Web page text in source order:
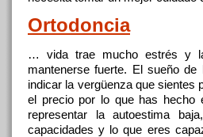
Ortodoncia
… vida trae mucho estrés y
mantenerse fuerte. El sueño de
indicar la vergüenza que sientes
el precio por lo que has hecho
representar la autoestima
capacidades y lo que eres